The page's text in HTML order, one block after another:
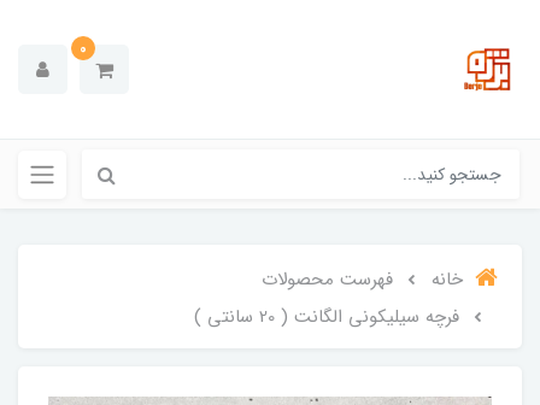
0
خانه
فهرست محصولات
فرچه سیلیکونی الگانت ( 20 سانتی )